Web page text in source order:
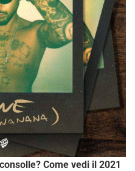
Come vedi il 2021